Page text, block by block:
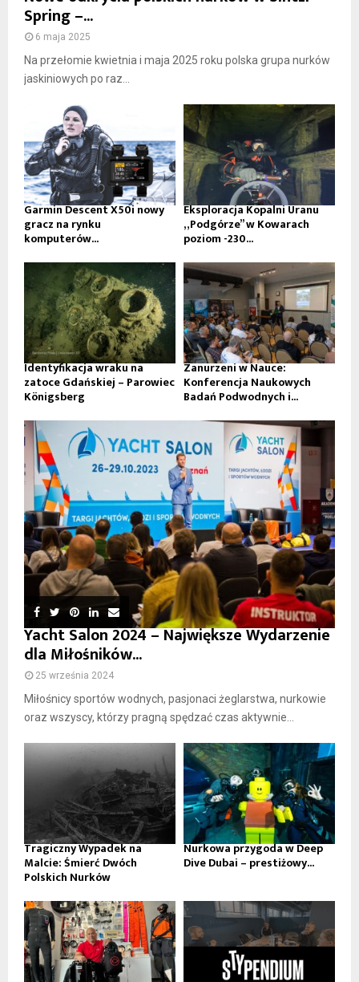
Spring –...
6 maja 2025
Na przełomie kwietnia i maja 2025 roku polska grupa nurków
jaskiniowych po raz...
Garmin Descent X50i nowy
gracz na rynku
komputerów...
Eksploracja Kopalni Uranu
„Podgórze” w Kowarach
poziom -230...
Identyfikacja wraku na
zatoce Gdańskiej – Parowiec
Königsberg
Zanurzeni w Nauce:
Konferencja Naukowych
Badań Podwodnych i...
Yacht Salon 2024 – Największe Wydarzenie
dla Miłośników...
25 września 2024
Miłośnicy sportów wodnych, pasjonaci żeglarstwa, nurkowie
oraz wszyscy, którzy pragną spędzać czas aktywnie...
Tragiczny Wypadek na
Malcie: Śmierć Dwóch
Polskich Nurków
Nurkowa przygoda w Deep
Dive Dubai – prestiżowy...